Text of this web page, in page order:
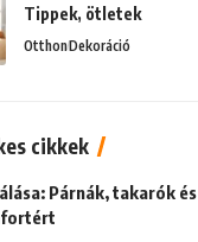
Tippek, ötletek
OtthonDekoráció
cikkek
Párnák, takarók és